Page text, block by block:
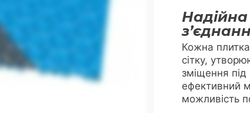
Кожна плитка
сітку,
зміщення
ефективний
можливість